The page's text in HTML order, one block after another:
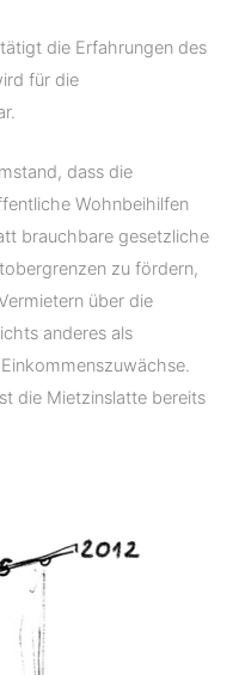
die Erfahrungen des
für die
dass die
Wohnbeihilfen
brauchbare gesetzliche
zu fördern,
über die
anderes als
die Mietzinslatte bereits